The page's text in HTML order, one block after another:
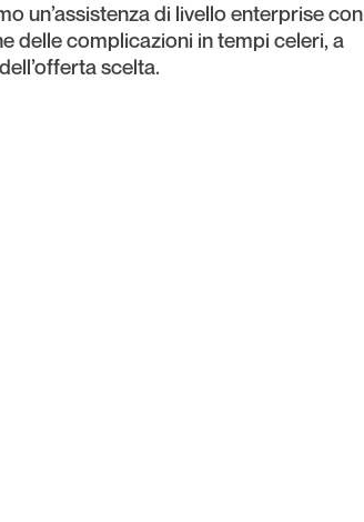
un’assistenza di livello enterprise con
delle complicazioni in tempi celeri, a
scelta.